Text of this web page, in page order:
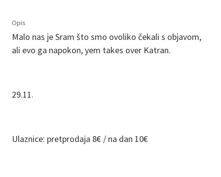
Opis
Malo nas je Sram što smo ovoliko čekali s objavom,
ali evo ga napokon, yem takes over Katran.
29.11.
Ulaznice: pretprodaja 8€ / na dan 10€